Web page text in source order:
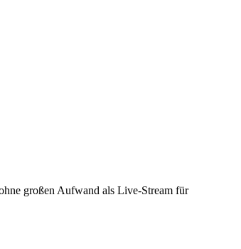
großen Aufwand als Live-Stream für